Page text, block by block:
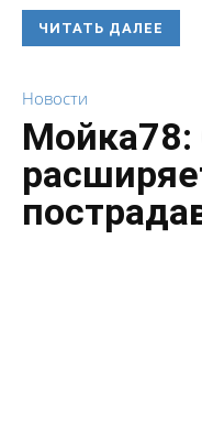
ЧИТАТЬ ДАЛЕЕ
Новости
Мойка78: